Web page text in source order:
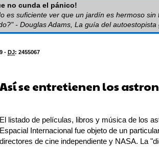
no cunda el pánico!
es suficiente ver que un jardín es hermoso
- Douglas Adams, La guía del autoestopista
- DJ: 2455067
Así se entretienen los
El listado de películas, libros y música de los
Espacial Internacional fue objeto de un
directores de cine independiente y NASA. La